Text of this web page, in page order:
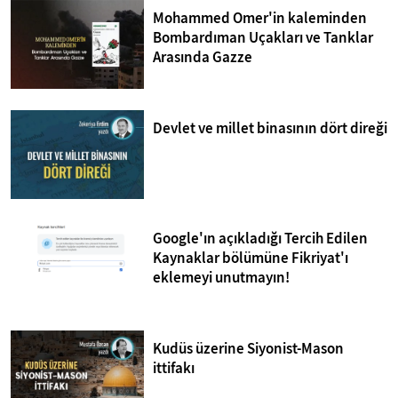
Mohammed Omer'in kaleminden
Bombardıman Uçakları ve Tanklar
Arasında Gazze
Devlet ve millet binasının dört direği
Google'ın açıkladığı Tercih Edilen
Kaynaklar bölümüne Fikriyat'ı
eklemeyi unutmayın!
Kudüs üzerine Siyonist-Mason
ittifakı